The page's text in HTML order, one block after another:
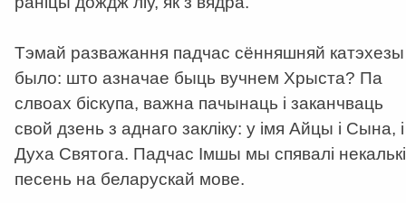
Тэмай разважання падчас сённяшняй катэхезы
было: што азначае быць вучнем Хрыста? Па
слвоах біскупа, важна пачынаць і заканчваць
свой дзень з аднаго закліку: у імя Айцы і Сына, і
Духа Святога. Падчас Імшы мы спявалі некалькі
песень на беларускай мове.